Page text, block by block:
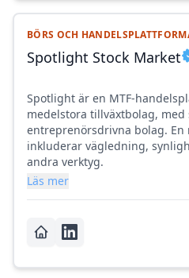
BÖRS OCH
Spotlight Stock Market
Spotlight är en MTF-
medelstora tillväxtbolag, med
entreprenörsdrivna bolag.
inkluderar vägledning,
andra verktyg.
Läs mer